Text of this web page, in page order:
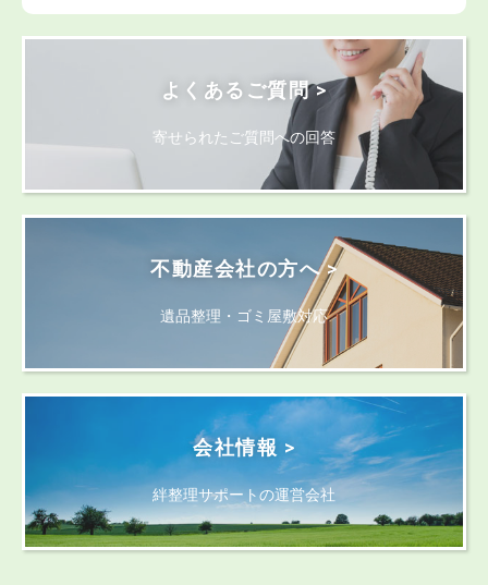
よくあるご質問 >
寄せられたご質問への回答
不動産会社の方へ >
遺品整理・ゴミ屋敷対応
会社情報 >
絆整理サポートの運営会社